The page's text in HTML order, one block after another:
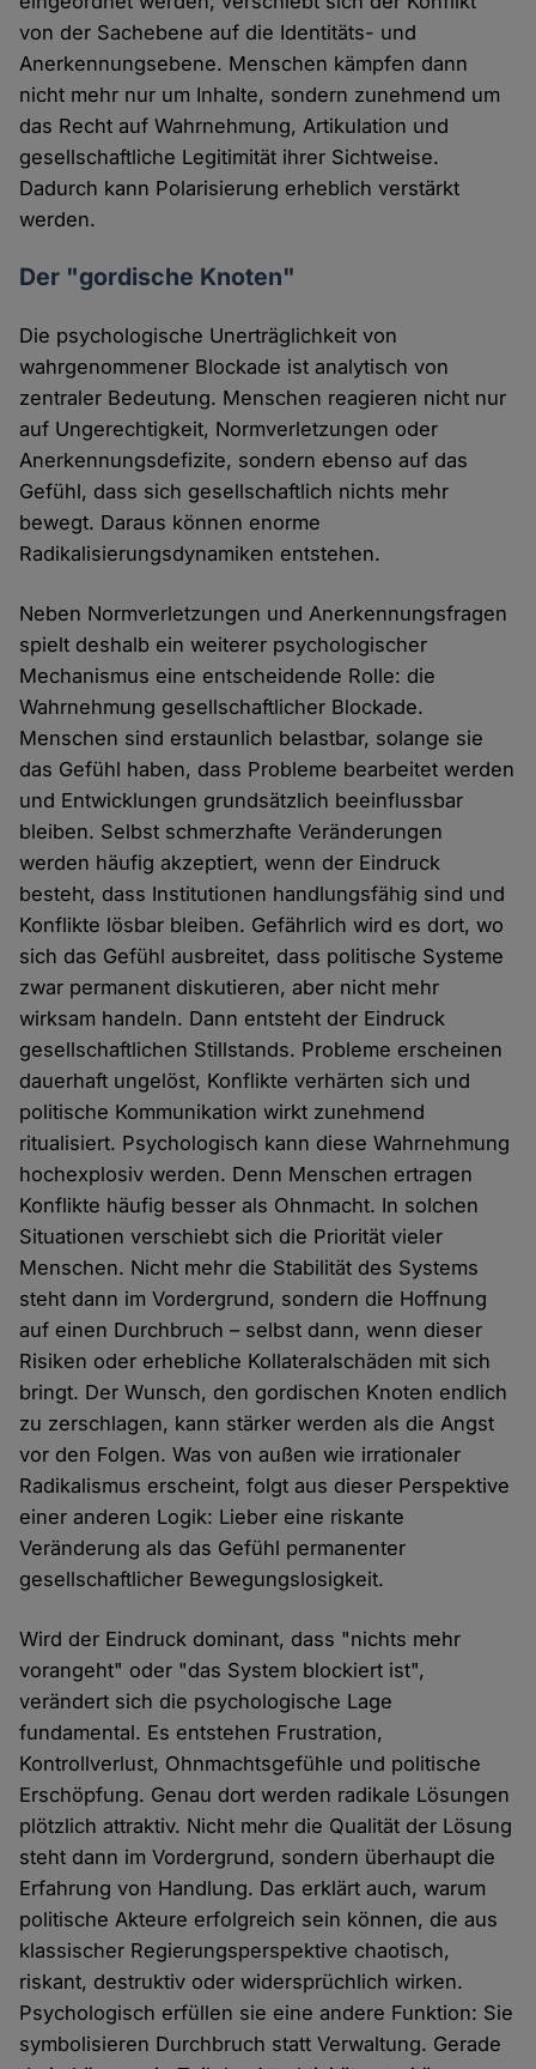
von der Sachebene auf die Identitäts- und
Anerkennungsebene. Menschen kämpfen dann
nicht mehr nur um Inhalte, sondern zunehmend um
das Recht auf Wahrnehmung, Artikulation und
gesellschaftliche Legitimität ihrer Sichtweise.
Dadurch kann Polarisierung erheblich verstärkt
werden.
Der "gordische Knoten"
Die psychologische Unerträglichkeit von
wahrgenommener Blockade ist analytisch von
zentraler Bedeutung. Menschen reagieren nicht nur
auf Ungerechtigkeit, Normverletzungen oder
Anerkennungsdefizite, sondern ebenso auf das
Gefühl, dass sich gesellschaftlich nichts mehr
bewegt. Daraus können enorme
Radikalisierungsdynamiken entstehen.
Neben Normverletzungen und Anerkennungsfragen
spielt deshalb ein weiterer psychologischer
Mechanismus eine entscheidende Rolle: die
Wahrnehmung gesellschaftlicher Blockade.
Menschen sind erstaunlich belastbar, solange sie
das Gefühl haben, dass Probleme bearbeitet werden
und Entwicklungen grundsätzlich beeinflussbar
bleiben. Selbst schmerzhafte Veränderungen
werden häufig akzeptiert, wenn der Eindruck
besteht, dass Institutionen handlungsfähig sind und
Konflikte lösbar bleiben. Gefährlich wird es dort, wo
sich das Gefühl ausbreitet, dass politische Systeme
zwar permanent diskutieren, aber nicht mehr
wirksam handeln. Dann entsteht der Eindruck
gesellschaftlichen Stillstands. Probleme erscheinen
dauerhaft ungelöst, Konflikte verhärten sich und
politische Kommunikation wirkt zunehmend
ritualisiert. Psychologisch kann diese Wahrnehmung
hochexplosiv werden. Denn Menschen ertragen
Konflikte häufig besser als Ohnmacht. In solchen
Situationen verschiebt sich die Priorität vieler
Menschen. Nicht mehr die Stabilität des Systems
steht dann im Vordergrund, sondern die Hoffnung
auf einen Durchbruch – selbst dann, wenn dieser
Risiken oder erhebliche Kollateralschäden mit sich
bringt. Der Wunsch, den gordischen Knoten endlich
zu zerschlagen, kann stärker werden als die Angst
vor den Folgen. Was von außen wie irrationaler
Radikalismus erscheint, folgt aus dieser Perspektive
einer anderen Logik: Lieber eine riskante
Veränderung als das Gefühl permanenter
gesellschaftlicher Bewegungslosigkeit.
Wird der Eindruck dominant, dass "nichts mehr
vorangeht" oder "das System blockiert ist",
verändert sich die psychologische Lage
fundamental. Es entstehen Frustration,
Kontrollverlust, Ohnmachtsgefühle und politische
Erschöpfung. Genau dort werden radikale Lösungen
plötzlich attraktiv. Nicht mehr die Qualität der Lösung
steht dann im Vordergrund, sondern überhaupt die
Erfahrung von Handlung. Das erklärt auch, warum
politische Akteure erfolgreich sein können, die aus
klassischer Regierungsperspektive chaotisch,
riskant, destruktiv oder widersprüchlich wirken.
Psychologisch erfüllen sie eine andere Funktion: Sie
symbolisieren Durchbruch statt Verwaltung. Gerade